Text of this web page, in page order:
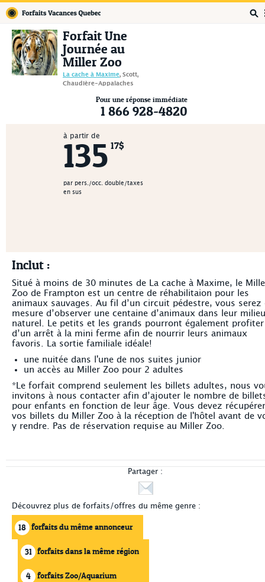
Forfait Une
Journée au
Miller Zoo
La cache à Maxime, Scott,
Chaudière-Appalaches
Pour une réponse immédiate
1 866 928-4820
à partir de
135 17$
par pers./occ. double/taxes
en sus
Inclut :
Situé à moins de 30 minutes de La cache à Maxime, le
Zoo de Frampton est un centre de réhabilitaion pour les
animaux sauvages. Au fil d’un circuit pédestre, vous serez
mesure d’observer une centaine d’animaux dans leur milieu
naturel. Le petits et les grands pourront également profiter
d’un arrêt à la mini ferme afin de nourrir leurs animaux
favoris. La sortie familiale idéale!
une nuitée dans l'une de nos suites junior
un accès au Miller Zoo pour 2 adultes
*Le forfait comprend seulement les billets adultes, nous
invitons à nous contacter afin d’ajouter le nombre de
pour enfants en fonction de leur âge. Vous devez récupérer
vos billets du Miller Zoo à la réception de l'hôtel avant de
y rendre. Pas de réservation requise au Miller Zoo.
Partager :
Découvrez plus de forfaits/offres du même genre :
18 forfaits du même annonceur
31 forfaits dans la même région
4 forfaits Zoo/Aquarium